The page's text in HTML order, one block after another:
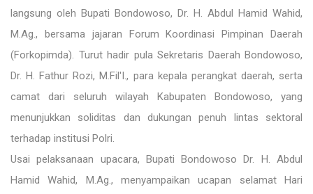
langsung oleh Bupati Bondowoso, Dr. H. Abdul Hamid Wahid,
M.Ag., bersama jajaran Forum Koordinasi Pimpinan Daerah
(Forkopimda). Turut hadir pula Sekretaris Daerah Bondowoso,
Dr. H. Fathur Rozi, M.Fil'I., para kepala perangkat daerah, serta
camat dari seluruh wilayah Kabupaten Bondowoso, yang
menunjukkan soliditas dan dukungan penuh lintas sektoral
terhadap institusi Polri.
Usai pelaksanaan upacara, Bupati Bondowoso Dr. H. Abdul
Hamid Wahid, M.Ag., menyampaikan ucapan selamat Hari